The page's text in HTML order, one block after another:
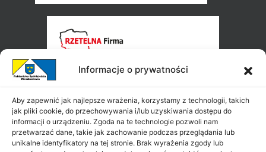
Informacje o prywatności
Aby zapewnić jak najlepsze wrażenia, korzystamy z technologii, takich
jak pliki cookie, do przechowywania i/lub uzyskiwania dostępu do
informacji o urządzeniu. Zgoda na te technologie pozwoli nam
przetwarzać dane, takie jak zachowanie podczas przeglądania lub
unikalne identyfikatory na tej stronie. Brak wyrażenia zgody lub